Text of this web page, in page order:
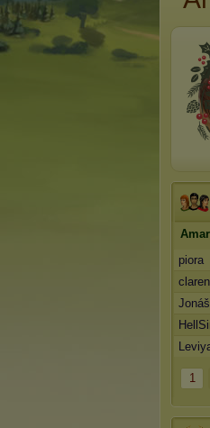
piora
Jonáš
1